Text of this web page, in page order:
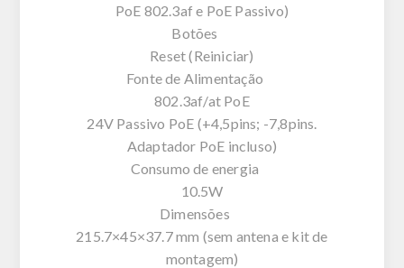
PoE 802.3af e PoE Passivo)
Botões
Reset (Reiniciar)
Fonte de Alimentação
802.3af/at PoE
24V Passivo PoE (+4,5pins; -7,8pins.
Adaptador PoE incluso)
Consumo de energia
10.5W
Dimensões
215.7×45×37.7 mm (sem antena e kit de
montagem)